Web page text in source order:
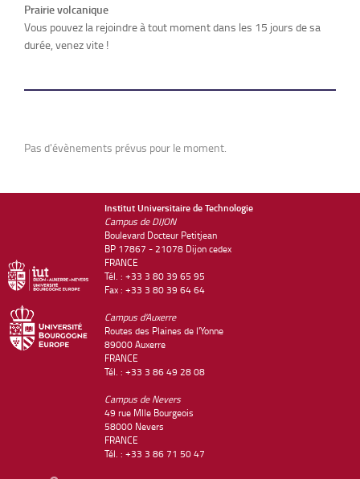
Prairie volcanique
Vous pouvez la rejoindre à tout moment dans les 15 jours de sa
durée, venez vite !
Pas d'évènements prévus pour le moment.
Institut Universitaire de Technologie
Campus de DIJON
Boulevard Docteur Petitjean
BP 17867 - 21078 Dijon cedex
FRANCE
Tél. : +33 3 80 39 65 95
Fax : +33 3 80 39 64 64
Campus d'Auxerre
Routes des Plaines de l'Yonne
89000 Auxerre
FRANCE
Tél. : +33 3 86 49 28 08
Campus de Nevers
49 rue Mlle Bourgeois
58000 Nevers
FRANCE
Tél. : +33 3 86 71 50 47